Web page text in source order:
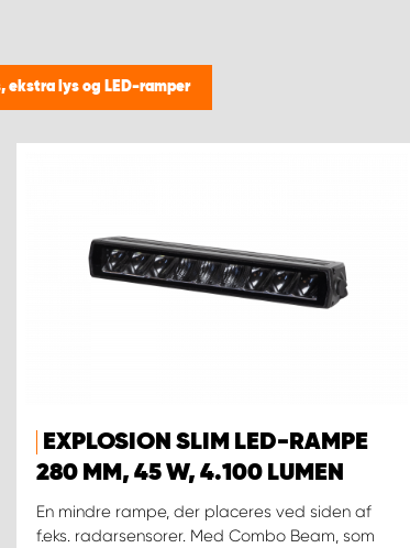
ekstra lys og LED-ramper
EXPLOSION SLIM LED-RAMPE
280 MM, 45 W, 4.100 LUMEN
En mindre rampe, der placeres ved siden af
f.eks. radarsensorer. Med Combo Beam, som